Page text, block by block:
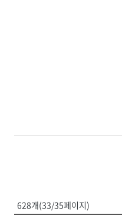
628개(33/35페이지)